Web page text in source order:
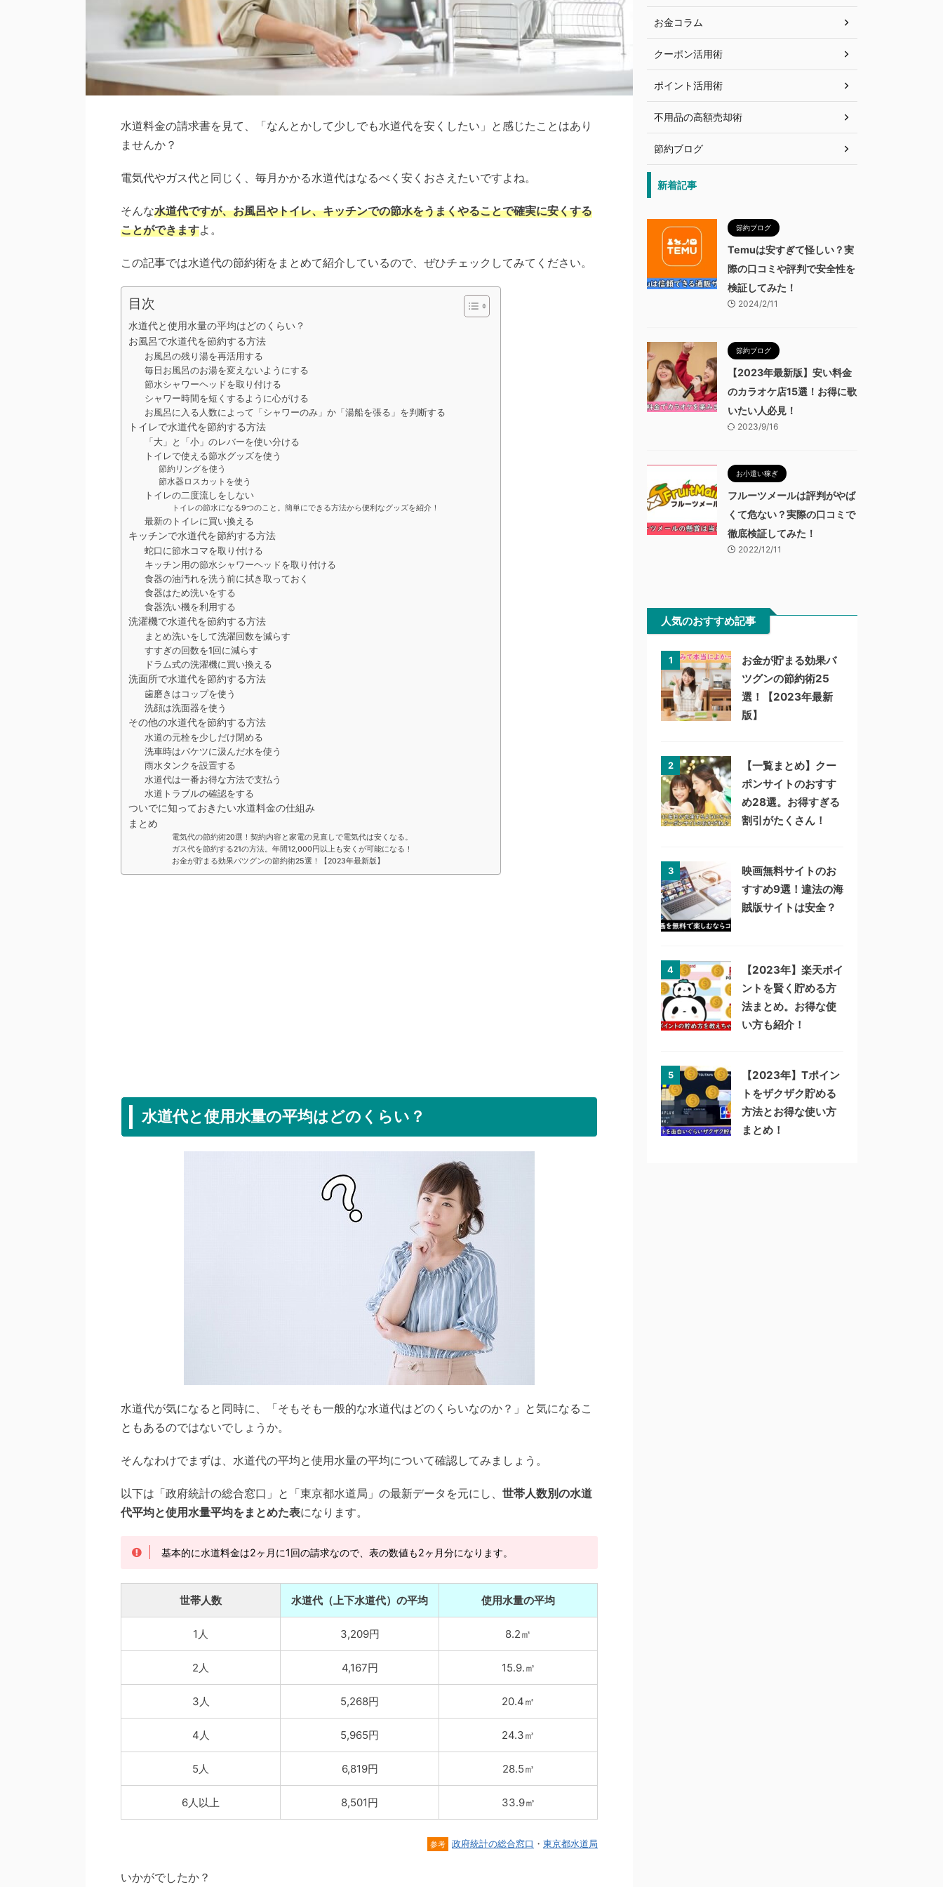
水道料金の請求書を見て、「なんとかして少しでも水道代を安くしたい」と感じたことはあり
ませんか？
電気代やガス代と同じく、毎月かかる水道代はなるべく安くおさえたいですよね。
そんな水道代ですが、お風呂やトイレ、キッチンでの節水をうまくやることで確実に安くする
ことができますよ。
この記事では水道代の節約術をまとめて紹介しているので、ぜひチェックしてみてください。
目次
水道代と使用水量の平均はどのくらい？
お風呂で水道代を節約する方法
お風呂の残り湯を再活用する
毎日お風呂のお湯を変えないようにする
節水シャワーヘッドを取り付ける
シャワー時間を短くするように心がける
お風呂に入る人数によって「シャワーのみ」か「湯船を張る」を判断する
トイレで水道代を節約する方法
「大」と「小」のレバーを使い分ける
トイレで使える節水グッズを使う
節約リングを使う
節水器ロスカットを使う
トイレの二度流しをしない
トイレの節水になる9つのこと。簡単にできる方法から便利なグッズを紹介！
最新のトイレに買い換える
キッチンで水道代を節約する方法
蛇口に節水コマを取り付ける
キッチン用の節水シャワーヘッドを取り付ける
食器の油汚れを洗う前に拭き取っておく
食器はため洗いをする
食器洗い機を利用する
洗濯機で水道代を節約する方法
まとめ洗いをして洗濯回数を減らす
すすぎの回数を1回に減らす
ドラム式の洗濯機に買い換える
洗面所で水道代を節約する方法
歯磨きはコップを使う
洗顔は洗面器を使う
その他の水道代を節約する方法
水道の元栓を少しだけ閉める
洗車時はバケツに汲んだ水を使う
雨水タンクを設置する
水道代は一番お得な方法で支払う
水道トラブルの確認をする
ついでに知っておきたい水道料金の仕組み
まとめ
電気代の節約術20選！契約内容と家電の見直しで電気代は安くなる。
ガス代を節約する21の方法。年間12,000円以上も安くが可能になる！
お金が貯まる効果バツグンの節約術25選！【2023年最新版】
水道代と使用水量の平均はどのくらい？
水道代が気になると同時に、「そもそも一般的な水道代はどのくらいなのか？」と気になるこ
ともあるのではないでしょうか。
そんなわけでまずは、水道代の平均と使用水量の平均について確認してみましょう。
以下は「政府統計の総合窓口」と「東京都水道局」の最新データを元にし、 世帯人数別の水道
代平均と使用水量平均をまとめた表になります。
基本的に水道料金は2ヶ月に1回の請求なので、表の数値も2ヶ月分になります。
世帯人数 水道代（上下水道代）の平均 使用水量の平均
1人 3,209円 8.2㎥
2人 4,167円 15.9.㎥
3人 5,268円 20.4㎥
4人 5,965円 24.3㎥
5人 6,819円 28.5㎥
6人以上 8,501円 33.9㎥
参考 政府統計の総合窓口 ・ 東京都水道局
いかがでしたか？
お金コラム
クーポン活用術
ポイント活用術
不用品の高額売却術
節約ブログ
新着記事
節約ブログ
Temuは安すぎて怪しい？実
際の口コミや評判で安全性を
検証してみた！
2024/2/11
節約ブログ
【2023年最新版】安い料金
のカラオケ店15選！お得に歌
いたい人必見！
2023/9/16
お小遣い稼ぎ
フルーツメールは評判がやば
くて危ない？実際の口コミで
徹底検証してみた！
2022/12/11
人気のおすすめ記事
1
お金が貯まる効果バ
ツグンの節約術25
選！【2023年最新
版】
2
【一覧まとめ】クー
ポンサイトのおすす
め28選。お得すぎる
割引がたくさん！
3
映画無料サイトのお
すすめ9選！違法の海
賊版サイトは安全？
4
【2023年】楽天ポイ
ントを賢く貯める方
法まとめ。お得な使
い方も紹介！
5
【2023年】Tポイン
トをザクザク貯める
方法とお得な使い方
まとめ！